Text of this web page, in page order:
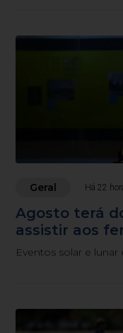
Geral Há 22
Agosto terá
assistir aos
Eventos solar e lunar